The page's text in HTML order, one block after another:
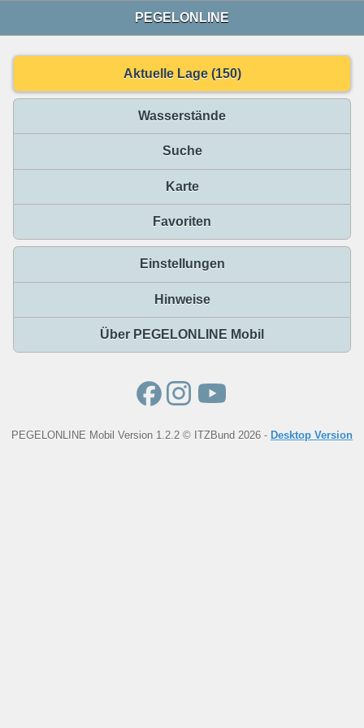
PEGELONLINE
Aktuelle Lage (150)
Wasserstände
Suche
Karte
Favoriten
Einstellungen
Hinweise
Über PEGELONLINE Mobil
PEGELONLINE Mobil Version 1.2.2 © ITZBund 2026 - Desktop Version